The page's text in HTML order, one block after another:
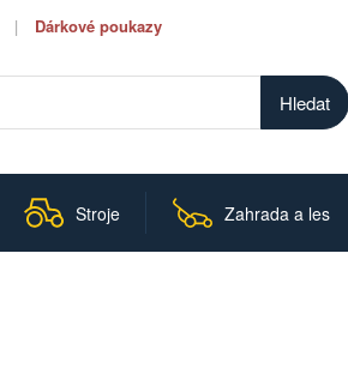
Dárkové poukazy
Stroje Zahrada a les